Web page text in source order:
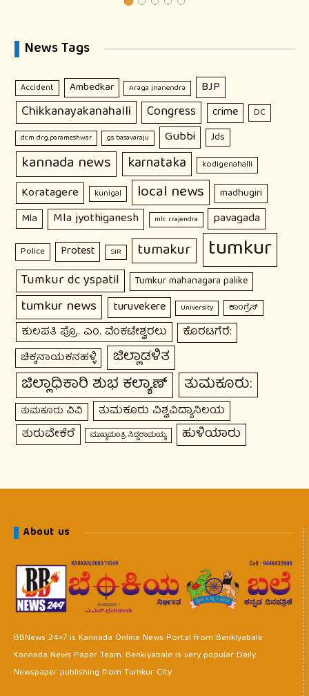
News Tags
Accident Ambedkar Araga jnanendra BJP
Chikkanayakanahalli Congress crime DC
dcm dr.g.parameshwar gs basavaraju Gubbi Jds
kannada news karnataka kodigenahalli
Koratagere kunigal local news madhugiri
Mla Mla jyothiganesh mlc r.rajendra pavagada
Police Protest SIR tumakur tumkur
Tumkur dc yspatil Tumkur mahanagara palike
tumkur news turuvekere University ಕಾಂಗ್ರೆಸ್
ಕುಲಪತಿ ಪ್ರೊ. ಎಂ. ವೆಂಕಟೇಶ್ವರಲು ಕೊರಟಗೆರೆ:
ಚಿಕ್ಕನಾಯಕನಹಳ್ಳಿ ಜಿಲ್ಲಾಡಳಿತ
ಜಿಲ್ಲಾಧಿಕಾರಿ ಶುಭ ಕಲ್ಯಾಣ್ ತುಮಕೂರು:
ತುಮಕೂರು ವಿವಿ ತುಮಕೂರು ವಿಶ್ವವಿದ್ಯಾನಿಲಯ
ತುರುವೇಕೆರೆ ಮುಖ್ಯಮಂತ್ರಿ ಸಿದ್ದರಾಮಯ್ಯ ಹುಳಿಯಾರು
About us
BBNews 24×7 is Kannada Online News Portal from Benkiyabale
Kannada News Paper Team. Benkiyabale is very popular Daily
Newspaper publishing from Tumkur City.